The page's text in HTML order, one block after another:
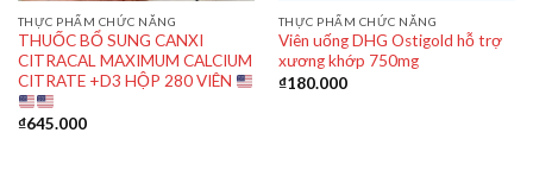
THỰC PHẨM CHỨC NĂNG
THUỐC BỔ SUNG CANXI
CITRACAL MAXIMUM CALCIUM
CITRATE +D3 HỘP 280 VIÊN
₫645.000
THỰC PHẨM CHỨC NĂNG
Viên uống DHG Ostigold hỗ trợ
xương khớp 750mg
₫180.000